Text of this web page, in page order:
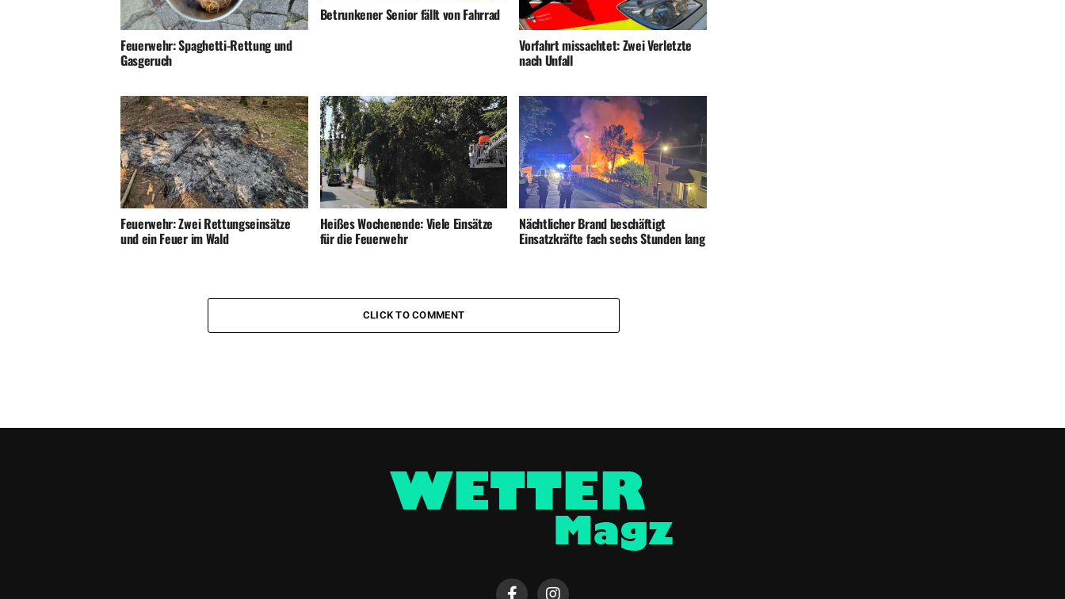
Feuerwehr: Spaghetti-Rettung und
Gasgeruch
Betrunkener Senior fällt von Fahrrad
Vorfahrt missachtet: Zwei Verletzte
nach Unfall
Feuerwehr: Zwei Rettungseinsätze
und ein Feuer im Wald
Heißes Wochenende: Viele Einsätze
für die Feuerwehr
Nächtlicher Brand beschäftigt
Einsatzkräfte fach sechs Stunden lang
CLICK TO COMMENT